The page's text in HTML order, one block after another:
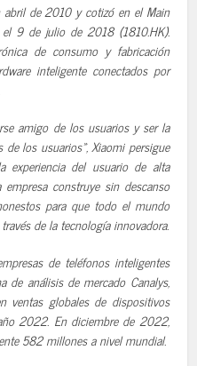
de 2010 y cotizó en el Main
9 de julio de 2018 (1810.HK).
de consumo y fabricación
inteligente conectados por
amigo de los usuarios y ser la
los usuarios», Xiaomi persigue
experiencia del usuario de alta
construye sin descanso
para que todo el mundo
de la tecnología innovadora.
de teléfonos inteligentes
de análisis de mercado Canalys,
ventas globales de dispositivos
2022. En diciembre de 2022,
582 millones a nivel mundial.